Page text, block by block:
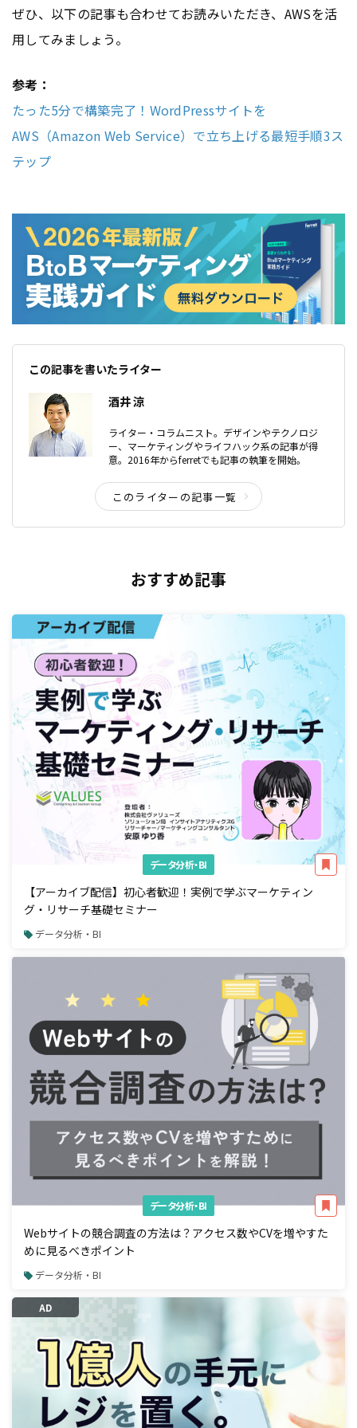
ぜひ、以下の記事も合わせてお読みいただき、AWSを活
用してみましょう。
参考：
たった5分で構築完了！WordPressサイトを
AWS（Amazon Web Service）で立ち上げる最短手順3ス
テップ
この記事を書いたライター
酒井 涼
ライター・コラムニスト。デザインやテクノロジ
ー、マーケティングやライフハック系の記事が得
意。2016年からferretでも記事の執筆を開始。
このライターの記事一覧
おすすめ記事
データ分析・BI
【アーカイブ配信】初心者歓迎！実例で学ぶマーケティン
グ・リサーチ基礎セミナー
データ分析・BI
データ分析・BI
Webサイトの競合調査の方法は？アクセス数やCVを増やすた
めに見るべきポイント
データ分析・BI
AD